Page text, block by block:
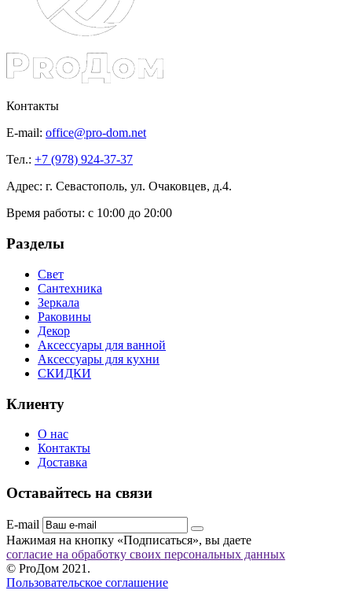
Контакты
E-mail: office@pro-dom.net
Тел.: +7 (978) 924-37-37
Адрес: г. Севастополь, ул. Очаковцев, д.4.
Время работы: с 10:00 до 20:00
Разделы
Свет
Сантехника
Зеркала
Раковины
Декор
Аксессуары для ванной
Аксессуары для кухни
СКИДКИ
Клиенту
О нас
Контакты
Доставка
Оставайтесь на связи
E-mail
Нажимая на кнопку «Подписаться», вы даете
согласие на обработку своих персональных данных
© ProДом 2021.
Пользовательское соглашение